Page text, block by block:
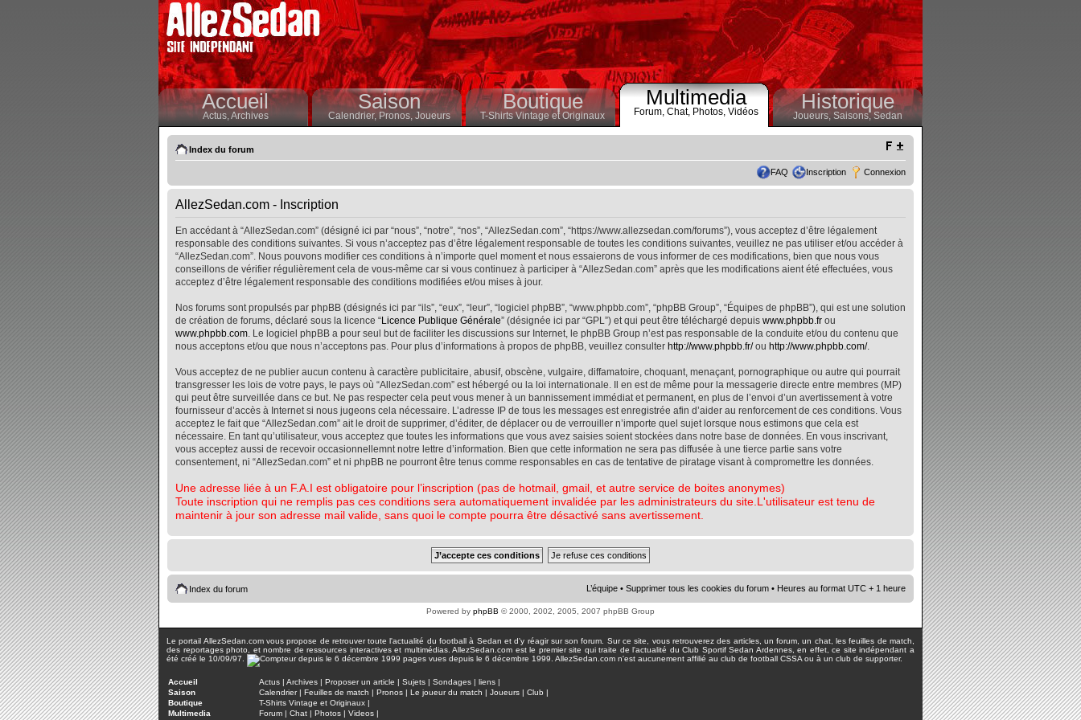
Accueil
Actus,Archives
Saison
Calendrier,Pronos, Joueurs
Boutique
T-Shirts Vintage et Originaux
Multimedia
Forum, Chat, Photos, Vidéos Historique
Joueurs, Saisons,Sedan
Index du forum
FAQ Inscription Connexion
AllezSedan.com - Inscription
En accédant à “AllezSedan.com” (désigné ici par “nous”, “notre”, “nos”, “AllezSedan.com”, “https://www.allezsedan.com/forums”), vous acceptez d’être légalement
responsable des conditions suivantes. Si vous n’acceptez pas d’être légalement responsable de toutes les conditions suivantes, veuillez ne pas utiliser et/ou accéder à
“AllezSedan.com”. Nous pouvons modifier ces conditions à n’importe quel moment et nous essaierons de vous informer de ces modifications, bien que nous vous
conseillons de vérifier régulièrement cela de vous-même car si vous continuez à participer à “AllezSedan.com” après que les modifications aient été effectuées, vous
acceptez d’être légalement responsable des conditions modifiées et/ou mises à jour.
Nos forums sont propulsés par phpBB (désignés ici par “ils”, “eux”, “leur”, “logiciel phpBB”, “www.phpbb.com”, “phpBB Group”, “Équipes de phpBB”), qui est une solution
de création de forums, déclaré sous la licence “Licence Publique Générale” (désignée ici par “GPL”) et qui peut être téléchargé depuis www.phpbb.fr ou
www.phpbb.com. Le logiciel phpBB a pour seul but de faciliter les discussions sur Internet, le phpBB Group n’est pas responsable de la conduite et/ou du contenu que
nous acceptons et/ou que nous n’acceptons pas. Pour plus d’informations à propos de phpBB, veuillez consulter http://www.phpbb.fr/ou http://www.phpbb.com/.
Vous acceptez de ne publier aucun contenu à caractère publicitaire, abusif, obscène, vulgaire, diffamatoire, choquant, menaçant, pornographique ou autre qui pourrait
transgresser les lois de votre pays, le pays où “AllezSedan.com” est hébergé ou la loi internationale. Il en est de même pour la messagerie directe entre membres (MP)
qui peut être surveillée dans ce but. Ne pas respecter cela peut vous mener à un bannissement immédiat et permanent, en plus de l’envoi d’un avertissement à votre
fournisseur d’accès à Internet si nous jugeons cela nécessaire. L’adresse IP de tous les messages est enregistrée afin d’aider au renforcement de ces conditions. Vous
acceptez le fait que “AllezSedan.com” ait le droit de supprimer, d’éditer, de déplacer ou de verrouiller n’importe quel sujet lorsque nous estimons que cela est
nécessaire. En tant qu’utilisateur, vous acceptez que toutes les informations que vous avez saisies soient stockées dans notre base de données. En vous inscrivant,
vous acceptez aussi de recevoir occasionnellemnt notre lettre d’information. Bien que cette information ne sera pas diffusée à une tierce partie sans votre
consentement, ni “AllezSedan.com” et ni phpBB ne pourront être tenus comme responsables en cas de tentative de piratage visant à compromettre les données.
Une adresse liée à un F.A.I est obligatoire pour l’inscription (pas de hotmail, gmail, et autre service de boites anonymes)
Toute inscription qui ne remplis pas ces conditions sera automatiquement invalidée par les administrateurs du site.L'utilisateur est tenu de
maintenir à jour son adresse mail valide, sans quoi le compte pourra être désactivé sans avertissement.
Index du forum L’équipe • Supprimer tous les cookies du forum • Heures au format UTC + 1 heure
Powered by phpBB © 2000, 2002, 2005, 2007 phpBB Group
Le portail AllezSedan.com vous propose de retrouver toute l'actualité du football à Sedan et d'y réagir sur son forum. Sur ce site, vous retrouverez des articles, un forum, un chat, les feuilles de match,
des reportages photo, et nombre de ressources interactives et multimédias. AllezSedan.com est le premier site qui traite de l'actualité du Club Sportif Sedan Ardennes, en effet, ce site indépendant a
été créé le 10/09/97.
pages vues depuis le 6 décembre 1999. AllezSedan.com n'est aucunement affilié au club de football CSSA ou à un club de supporter.
Accueil Actus | Archives | Proposer un article | Sujets | Sondages | liens |
Saison
Calendrier| Feuilles de match | Pronos | Le joueur du match | Joueurs | Club |
Boutique
T-Shirts Vintage et Originaux |
Multimedia
Forum | Chat | Photos | Videos |